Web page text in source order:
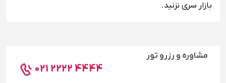
بازار سری نزنید.
مشاوره و رزرو تور
021 2222 4444